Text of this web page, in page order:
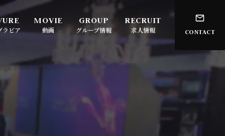
ラビア 動画 グループ情報 求人情報 CONTACT